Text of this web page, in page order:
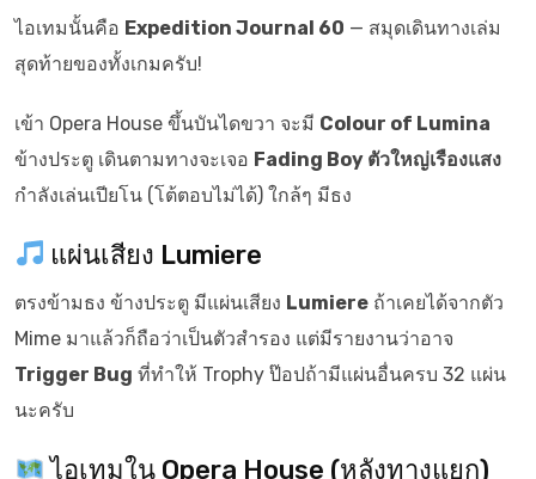
ไอเทมนั้นคือ Expedition Journal 60 — สมุดเดินทางเล่ม
สุดท้ายของทั้งเกมครับ!
เข้า Opera House ขึ้นบันไดขวา จะมี Colour of Lumina
ข้างประตู เดินตามทางจะเจอ Fading Boy ตัวใหญ่เรืองแสง
กำลังเล่นเปียโน (โต้ตอบไม่ได้) ใกล้ๆ มีธง
แผ่นเสียง Lumiere
ตรงข้ามธง ข้างประตู มีแผ่นเสียง Lumiere ถ้าเคยได้จากตัว
Mime มาแล้วก็ถือว่าเป็นตัวสำรอง แต่มีรายงานว่าอาจ
Trigger Bug ที่ทำให้ Trophy ป๊อปถ้ามีแผ่นอื่นครบ 32 แผ่น
นะครับ
ไอเทมใน Opera House (หลังทางแยก)